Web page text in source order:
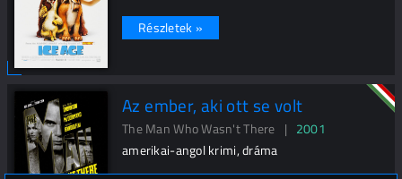
Részletek »
Az ember, aki ott se volt
The Man Who Wasn't There | 2001
amerikai-angol krimi, dráma